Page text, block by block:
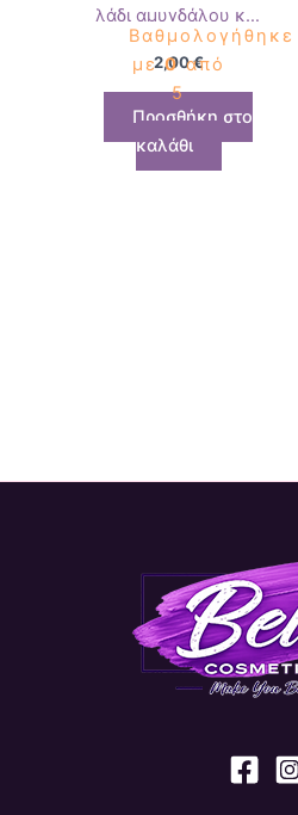
λάδι αμυγδάλου και
γλυκερίνη 100ml
Βαθμολογήθηκε
με0από
5
2,00€
Προσθήκη στο
καλάθι